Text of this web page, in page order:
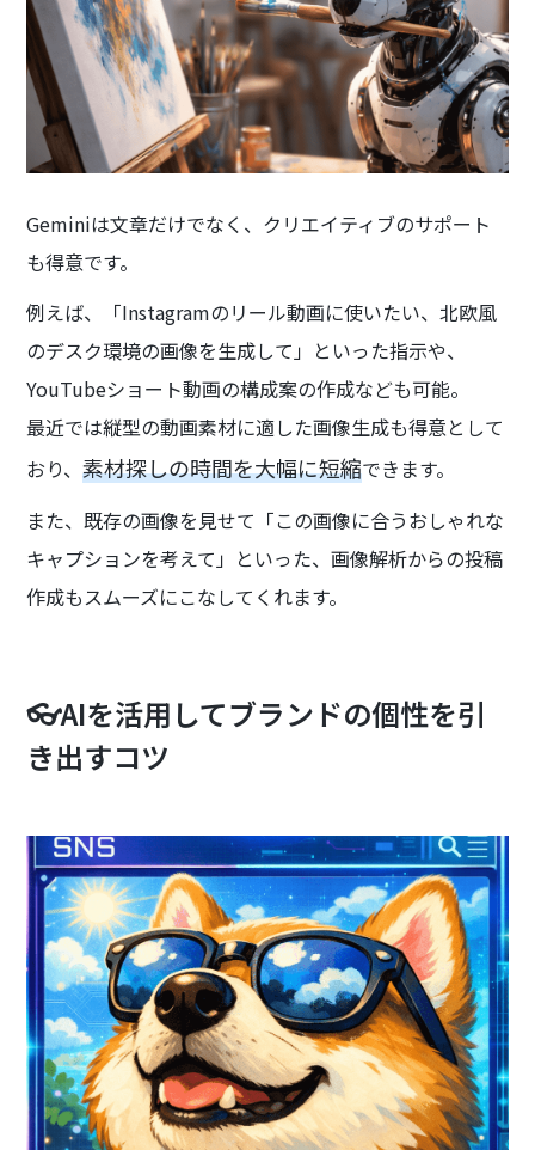
Geminiは文章だけでなく、クリエイティブのサポート
も得意です。
例えば、「Instagramのリール動画に使いたい、北欧風
のデスク環境の画像を生成して」といった指示や、
YouTubeショート動画の構成案の作成なども可能。
最近では縦型の動画素材に適した画像生成も得意として
おり、素材探しの時間を大幅に短縮できます。
また、既存の画像を見せて「この画像に合うおしゃれな
キャプションを考えて」といった、画像解析からの投稿
作成もスムーズにこなしてくれます。
👓AIを活用してブランドの個性を引
き出すコツ